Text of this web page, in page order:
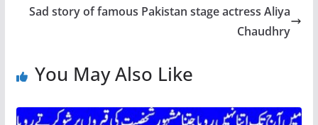
Sad story of famous Pakistan stage actress Aliya
Chaudhry
You May Also Like